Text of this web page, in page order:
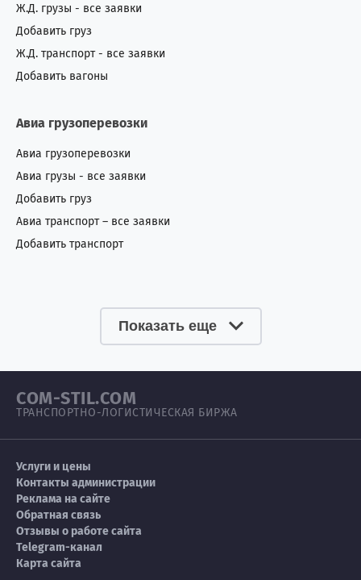
Ж.Д. грузы - все заявки
Добавить груз
Ж.Д. транспорт - все заявки
Добавить вагоны
Авиа грузоперевозки
Авиа грузоперевозки
Авиа грузы - все заявки
Добавить груз
Авиа транспорт – все заявки
Добавить транспорт
Показать еще
COM-STIL.COM
ТРАНСПОРТНО-ЛОГИСТИЧЕСКАЯ БИРЖА
Услуги и цены
Контакты администрации
Реклама на сайте
Обратная связь
Отзывы о работе сайта
Telegram-канал
Карта сайта